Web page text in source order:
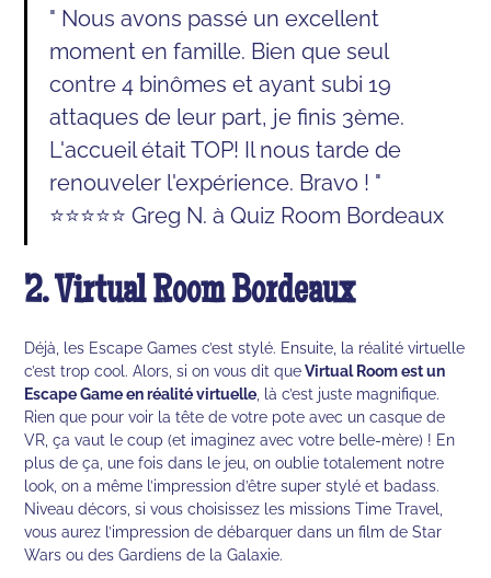
" Nous avons passé un excellent
moment en famille. Bien que seul
contre 4 binômes et ayant subi 19
attaques de leur part, je finis 3ème.
L'accueil était TOP! Il nous tarde de
renouveler l'expérience. Bravo ! "
⭐⭐⭐⭐⭐ Greg N. à Quiz Room Bordeaux
2. Virtual Room Bordeaux
Déjà, les Escape Games c’est stylé. Ensuite, la réalité virtuelle
c’est trop cool. Alors, si on vous dit queVirtual Room est un
Escape Game en réalité virtuelle , là c’est juste magnifique.
Rien que pour voir la tête de votre pote avec un casque de
VR, ça vaut le coup (et imaginez avec votre belle-mère) ! En
plus de ça, une fois dans le jeu, on oublie totalement notre
look, on a même l’impression d’être super stylé et badass.
Niveau décors, si vous choisissez les missions Time Travel,
vous aurez l’impression de débarquer dans un film de Star
Wars ou des Gardiens de la Galaxie.